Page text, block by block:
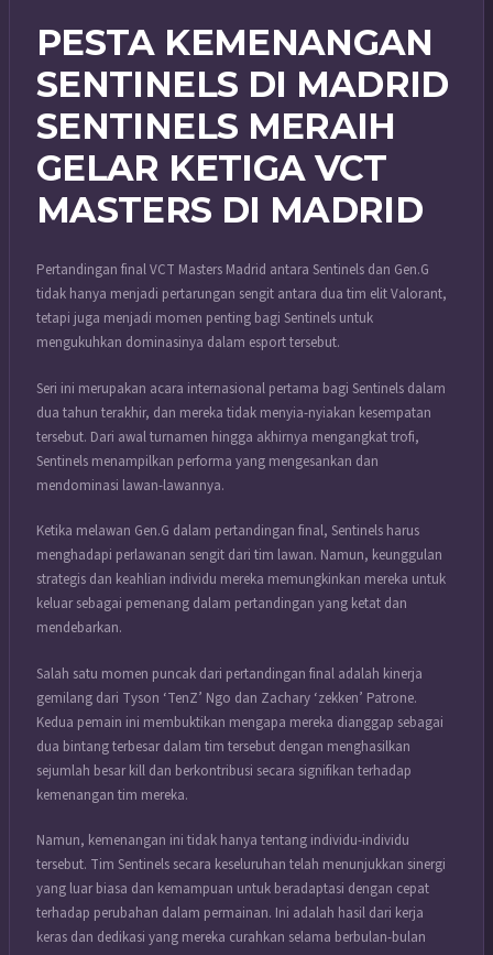
PESTA KEMENANGAN
SENTINELS DI MADRID
SENTINELS MERAIH
GELAR KETIGA VCT
MASTERS DI MADRID
Pertandingan final VCT Masters Madrid antara Sentinels dan Gen.G
tidak hanya menjadi pertarungan sengit antara dua tim elit Valorant,
tetapi juga menjadi momen penting bagi Sentinels untuk
mengukuhkan dominasinya dalam esport tersebut.
Seri ini merupakan acara internasional pertama bagi Sentinels dalam
dua tahun terakhir, dan mereka tidak menyia-nyiakan kesempatan
tersebut. Dari awal turnamen hingga akhirnya mengangkat trofi,
Sentinels menampilkan performa yang mengesankan dan
mendominasi lawan-lawannya.
Ketika melawan Gen.G dalam pertandingan final, Sentinels harus
menghadapi perlawanan sengit dari tim lawan. Namun, keunggulan
strategis dan keahlian individu mereka memungkinkan mereka untuk
keluar sebagai pemenang dalam pertandingan yang ketat dan
mendebarkan.
Salah satu momen puncak dari pertandingan final adalah kinerja
gemilang dari Tyson ‘TenZ’ Ngo dan Zachary ‘zekken’ Patrone.
Kedua pemain ini membuktikan mengapa mereka dianggap sebagai
dua bintang terbesar dalam tim tersebut dengan menghasilkan
sejumlah besar kill dan berkontribusi secara signifikan terhadap
kemenangan tim mereka.
Namun, kemenangan ini tidak hanya tentang individu-individu
tersebut. Tim Sentinels secara keseluruhan telah menunjukkan sinergi
yang luar biasa dan kemampuan untuk beradaptasi dengan cepat
terhadap perubahan dalam permainan. Ini adalah hasil dari kerja
keras dan dedikasi yang mereka curahkan selama berbulan-bulan